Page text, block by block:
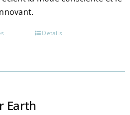
Ce
plusieurs
Les
Details
Earth